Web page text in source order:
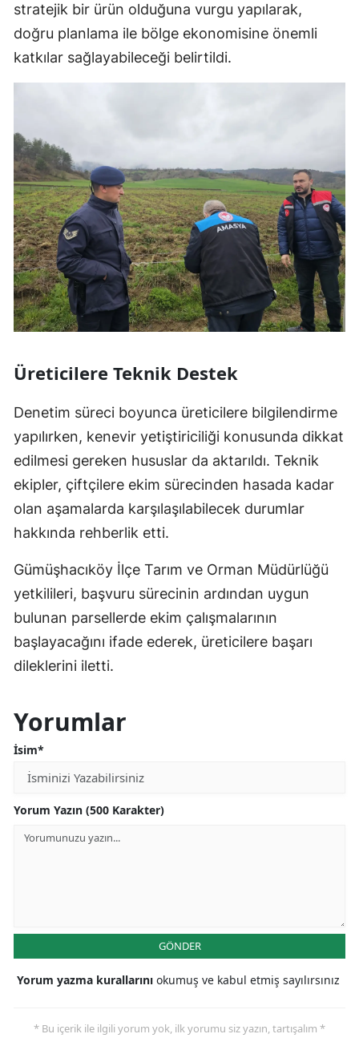
stratejik bir ürün olduğuna vurgu yapılarak,
doğru planlama ile bölge ekonomisine önemli
katkılar sağlayabileceği belirtildi.
Üreticilere Teknik Destek
Denetim süreci boyunca üreticilere bilgilendirme
yapılırken, kenevir yetiştiriciliği konusunda dikkat
edilmesi gereken hususlar da aktarıldı. Teknik
ekipler, çiftçilere ekim sürecinden hasada kadar
olan aşamalarda karşılaşılabilecek durumlar
hakkında rehberlik etti.
Gümüşhacıköy İlçe Tarım ve Orman Müdürlüğü
yetkilileri, başvuru sürecinin ardından uygun
bulunan parsellerde ekim çalışmalarının
başlayacağını ifade ederek, üreticilere başarı
dileklerini iletti.
Yorumlar
İsim*
Yorum Yazın (500 Karakter)
GÖNDER
Yorum yazma kurallarını okumuş ve kabul etmiş sayılırsınız
* Bu içerik ile ilgili yorum yok, ilk yorumu siz yazın, tartışalım *